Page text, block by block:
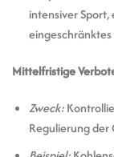
intensiver
Mittelfristige
Zweck:
Regulierung